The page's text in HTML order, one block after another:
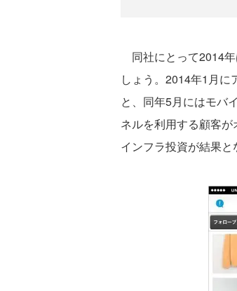
同社にとって2014
しょう。2014年1月に
と、同年5月にはモバ
ネルを利用する顧客
インフラ投資が結果と